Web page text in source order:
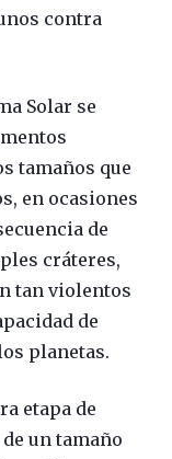
contra
Solar se
tamaños que
en ocasiones
de
cráteres,
tan violentos
de
planetas.
etapa de
un tamaño